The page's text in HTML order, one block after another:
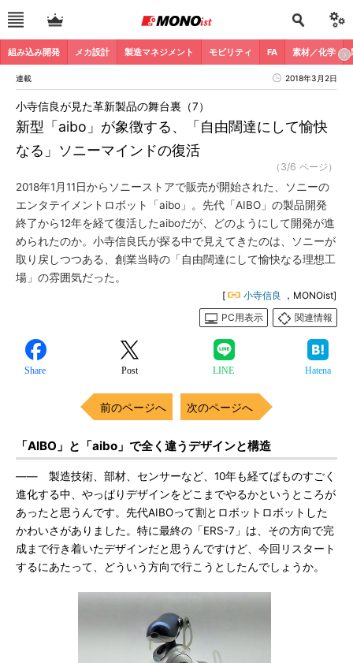
組み込み開発 メカ設計 製造マネジメント モビリティ FA 素材／化学
連載 2018年3月2日
新型「aibo」が象徴する、「自由闊達にして愉快
なる」ソニーマインドの復活
小寺信良が見た革新製品の舞台裏（7）
（3/6 ページ）
2018年1月11日からソニーストアで販売が開始された、ソニーの
エンタテイメントロボット「aibo」。先代「AIBO」の製品開発
終了から12年を経て復活したaiboだが、どのようにして開発が進
められたのか。小寺信良氏が探る中で見えてきたのは、ソニーが
取り戻しつつある、創業当時の「自由闊達にして愉快なる理想工
場」の雰囲気だった。
[ 小寺信良
，MONOist]
PC用表示
関連情報
Share Post LINE Hatena
前のページへ 次のページへ
「AIBO」と「aibo」で全く違うデザインと構造
―― 製造技術、部材、センサーなど、10年も経てばものすごく
進化する中、やっぱりデザインをどこまでやるかというところが
あったと思うんです。先代AIBOって割とロボットロボットした
かわいさがありました。特に最終の「ERS-7」は、その方向で完
成まで行き着いたデザインだと思うんですけど、今回リスタート
するにあたって、どういう方向で行こうとしたんでしょうか。